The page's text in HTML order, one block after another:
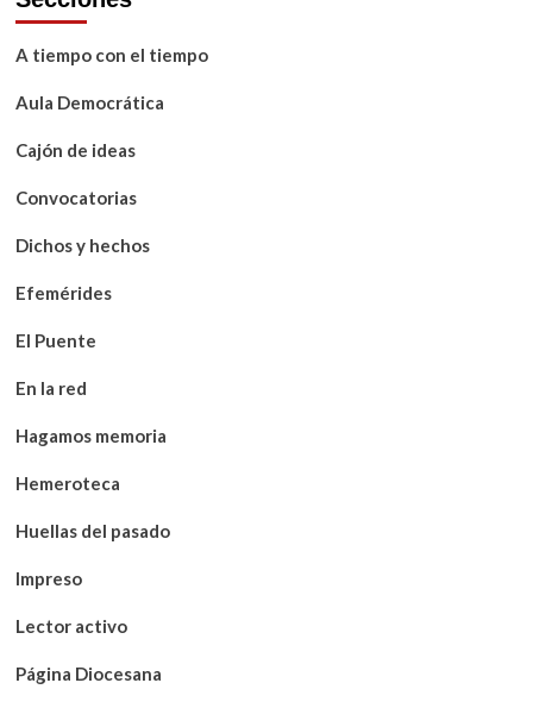
A tiempo con el tiempo
Aula Democrática
Cajón de ideas
Convocatorias
Dichos y hechos
Efemérides
El Puente
En la red
Hagamos memoria
Hemeroteca
Huellas del pasado
Impreso
Lector activo
Página Diocesana